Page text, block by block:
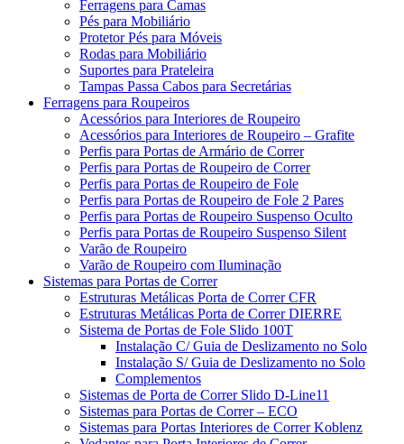
Ferragens para Camas
Pés para Mobiliário
Protetor Pés para Móveis
Rodas para Mobiliário
Suportes para Prateleira
Tampas Passa Cabos para Secretárias
Ferragens para Roupeiros
Acessórios para Interiores de Roupeiro
Acessórios para Interiores de Roupeiro – Grafite
Perfis para Portas de Armário de Correr
Perfis para Portas de Roupeiro de Correr
Perfis para Portas de Roupeiro de Fole
Perfis para Portas de Roupeiro de Fole 2 Pares
Perfis para Portas de Roupeiro Suspenso Oculto
Perfis para Portas de Roupeiro Suspenso Silent
Varão de Roupeiro
Varão de Roupeiro com Iluminação
Sistemas para Portas de Correr
Estruturas Metálicas Porta de Correr CFR
Estruturas Metálicas Porta de Correr DIERRE
Sistema de Portas de Fole Slido 100T
Instalação C/ Guia de Deslizamento no Solo
Instalação S/ Guia de Deslizamento no Solo
Complementos
Sistemas de Porta de Correr Slido D-Line11
Sistemas para Portas de Correr – ECO
Sistemas para Portas Interiores de Correr Koblenz